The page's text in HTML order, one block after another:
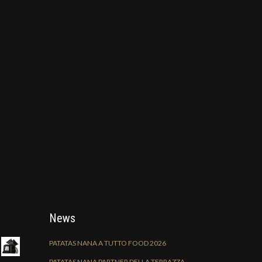
News
PATATAS NANA A TUTTO FOOD 2026